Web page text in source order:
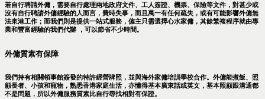
若自行聘請外傭，需要自行處理兩地政府文件、工人簽證、機票、保險等文件，對甚少或
沒有自行聘請外傭經驗的人而言，費時失事，而且萬一有任何疏失，或有可能影響外傭無
法來港工作；而我們則是提供一站式服務，僱主只需選擇心水家傭，其餘繁複程序就由專
業和豐富經驗的我們代辦 ，可以節省不少時間。
外傭質素有保障
我們持有相關領事館簽發的特許經營牌照，並與海外家傭培訓學校合作。外傭能煮飯、照
顧長者、小孩和寵物，熟悉香港家庭生活，亦懂得基本廣東話或英文，基本照顧跟溝通都
不是問題，所以外傭服務質素比自行尋找相對有保證。